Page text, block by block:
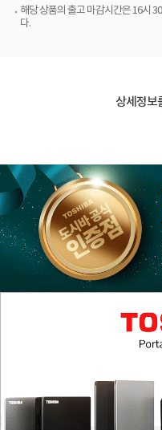
해당 상품의 출고 마감시간은 16시
다.
상세정보